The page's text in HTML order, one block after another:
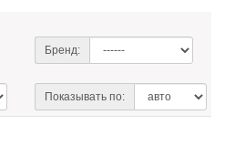
Бренд:
Показывать по: